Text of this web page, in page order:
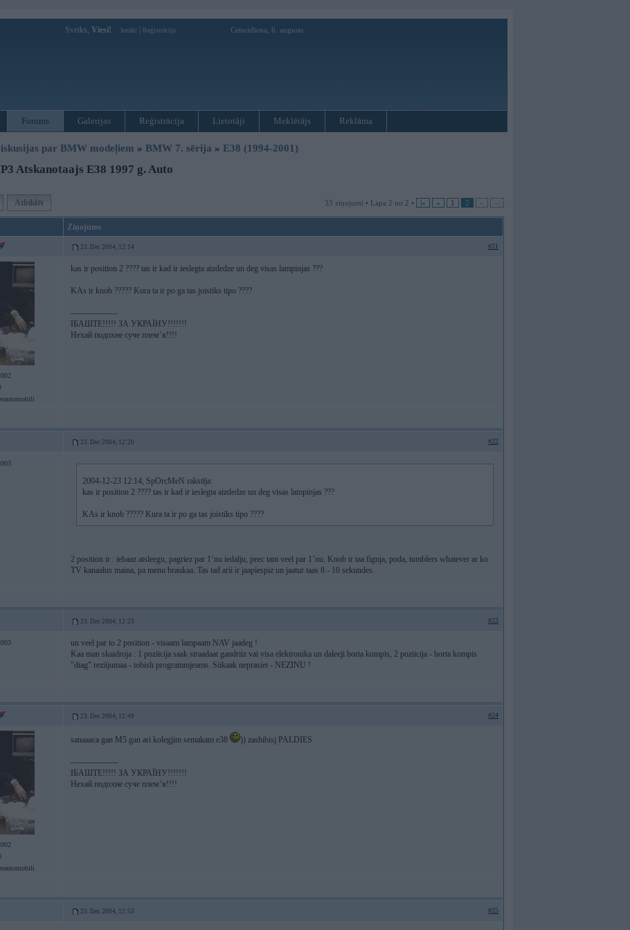
Sveiks, Viesi! Ienākt Reģistrācija Ceturtdiena, 6. augusts
Forums Galerijas Reģistrācija Lietotāji Meklētājs Reklāma
par BMW modeļiem » BMW 7. sērija » E38 (1994-2001)
Atskanotaajs E38 1997 g. Auto
Atbildēt 33 ziņojumi • Lapa 2 no 2 • |« « 1 2
Ziņojums
23. Dec 2004, 12:14 #21
kas ir position 2 ???? tas ir kad ir ieslegta aizdedze un deg visas lampinjas ???
KAs ir knob ????? Kura ta ir po ga tas joistiks tipo ????
-----------------
ІБАШТЕ!!!!! ЗА УКРАЇНУ!!!!!!!
Нехай подохне суче плем’я!!!!
23. Dec 2004, 12:20 #22
2004-12-23 12:14, SpOrcMeN rakstīja:
kas ir position 2 ???? tas ir kad ir ieslegta aizdedze un deg visas lampinjas ???
KAs ir knob ????? Kura ta ir po ga tas joistiks tipo ????
2 position ir : iebaaz atsleegu, pagriez par 1’nu iedalju, peec tam veel par 1’nu. Knob ir taa fignja, poda, tumblers whatever ar ko
TV kanaalus maina, pa menu braukaa. Tas tad arii ir jaapiespiz un jaatur taas 8 - 10 sekundes.
23. Dec 2004, 12:23 #23
un veel par to 2 position - visaam lampaam NAV jaadeg !
Kaa man skaidroja : 1 poziicija saak straadaat gandriiz vai visa elektronika un daleeji borta kompis, 2 poziicija - borta kompis
"diag" reziijumaa - tobish programmjeams. Siikaak neprasiet - NEZINU !
23. Dec 2004, 12:49 #24
sanaaaca gan M5 gan ari kolegjim semakam e38 )) zashibisj PALDIES
-----------------
ІБАШТЕ!!!!! ЗА УКРАЇНУ!!!!!!!
Нехай подохне суче плем’я!!!!
23. Dec 2004, 12:53 #25